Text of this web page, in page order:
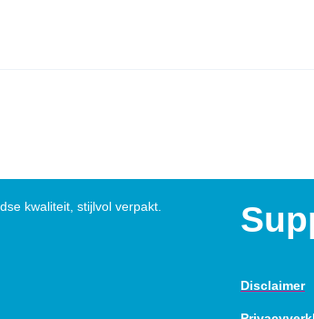
kwaliteit, stijlvol verpakt.
Disclaimer